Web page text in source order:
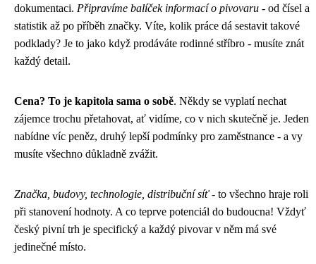
dokumentaci. Připravíme balíček informací o pivovaru - od čísel a
statistik až po příběh značky. Víte, kolik práce dá sestavit takové
podklady? Je to jako když prodáváte rodinné stříbro - musíte znát
každý detail.
Cena? To je kapitola sama o sobě. Někdy se vyplatí nechat
zájemce trochu přetahovat, ať vidíme, co v nich skutečně je. Jeden
nabídne víc peněz, druhý lepší podmínky pro zaměstnance - a vy
musíte všechno důkladně zvážit.
Značka, budovy, technologie, distribuční síť- to všechno hraje roli
při stanovení hodnoty. A co teprve potenciál do budoucna! Vždyť
český pivní trh je specifický a každý pivovar v něm má své
jedinečné místo.